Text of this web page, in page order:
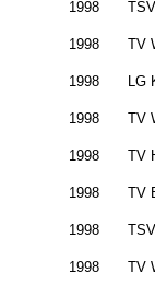
1998
1998
TV
1998
LG
1998
TV
1998
TV
1998
TV
1998
1998
TV